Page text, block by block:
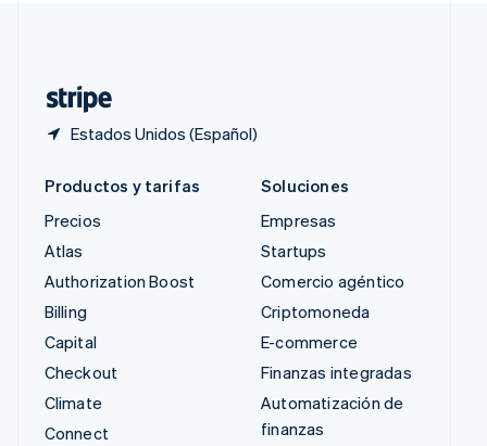
Estados Unidos (Español)
Productos y tarifas
Precios
Atlas
Authorization Boost
Billing
Capital
Checkout
Climate
Connect
Soluciones
Empresas
Startups
Comercio agéntico
Criptomoneda
E-commerce
Finanzas integradas
Automatización de
finanzas